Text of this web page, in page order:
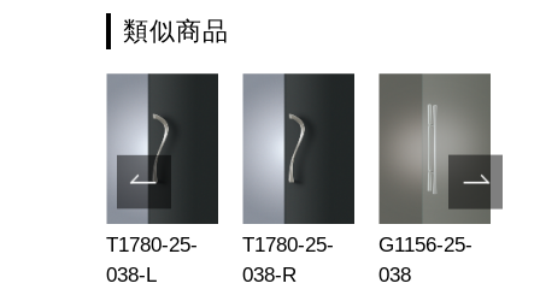
類似商品
T1780-25-
038-L
T1780-25-
038-R
G1156-25-
038